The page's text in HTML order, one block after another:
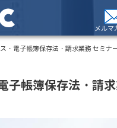
メルマ
・電子帳簿保存法・請求業務 セミナ
子帳簿保存法・請